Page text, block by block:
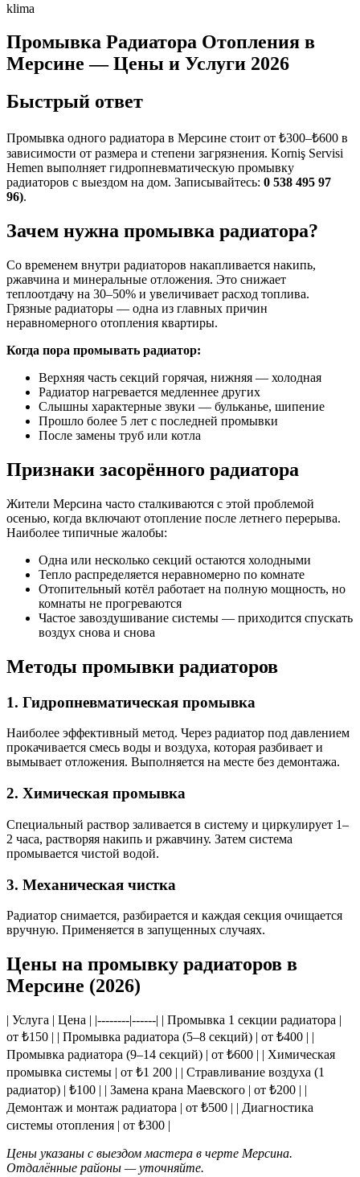
klima
Промывка Радиатора Отопления в
Мерсине — Цены и Услуги 2026
Быстрый ответ
Промывка одного радиатора в Мерсине стоит от ₺300–₺600 в
зависимости от размера и степени загрязнения. Korniş Servisi
Hemen выполняет гидропневматическую промывку
радиаторов с выездом на дом. Записывайтесь: 0 538 495 97
96).
Зачем нужна промывка радиатора?
Со временем внутри радиаторов накапливается накипь,
ржавчина и минеральные отложения. Это снижает
теплоотдачу на 30–50% и увеличивает расход топлива.
Грязные радиаторы — одна из главных причин
неравномерного отопления квартиры.
Когда пора промывать радиатор:
Верхняя часть секций горячая, нижняя — холодная
Радиатор нагревается медленнее других
Слышны характерные звуки — бульканье, шипение
Прошло более 5 лет с последней промывки
После замены труб или котла
Признаки засорённого радиатора
Жители Мерсина часто сталкиваются с этой проблемой
осенью, когда включают отопление после летнего перерыва.
Наиболее типичные жалобы:
Одна или несколько секций остаются холодными
Тепло распределяется неравномерно по комнате
Отопительный котёл работает на полную мощность, но
комнаты не прогреваются
Частое завоздушивание системы — приходится спускать
воздух снова и снова
Методы промывки радиаторов
1. Гидропневматическая промывка
Наиболее эффективный метод. Через радиатор под давлением
прокачивается смесь воды и воздуха, которая разбивает и
вымывает отложения. Выполняется на месте без демонтажа.
2. Химическая промывка
Специальный раствор заливается в систему и циркулирует 1–
2 часа, растворяя накипь и ржавчину. Затем система
промывается чистой водой.
3. Механическая чистка
Радиатор снимается, разбирается и каждая секция очищается
вручную. Применяется в запущенных случаях.
Цены на промывку радиаторов в
Мерсине (2026)
| Услуга | Цена | |--------|------| | Промывка 1 секции радиатора |
от ₺150 | | Промывка радиатора (5–8 секций) | от ₺400 | |
Промывка радиатора (9–14 секций) | от ₺600 | | Химическая
промывка системы | от ₺1 200 | | Стравливание воздуха (1
радиатор) | ₺100 | | Замена крана Маевского | от ₺200 | |
Демонтаж и монтаж радиатора | от ₺500 | | Диагностика
системы отопления | от ₺300 |
Цены указаны с выездом мастера в черте Мерсина.
Отдалённые районы — уточняйте.